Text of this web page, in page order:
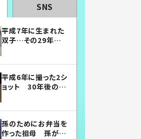
SNS
平成7年に生まれた
双子…その29年後
平成6年に撮った2シ
ョット 30年後の姿
孫のためにお弁当を
作った祖母 孫が絶